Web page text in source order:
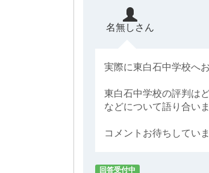
名無しさん
実際に東白石中学校へ
東白石中学校の評判は
などについて語り合い
コメントお待ちしていま
回答受付中